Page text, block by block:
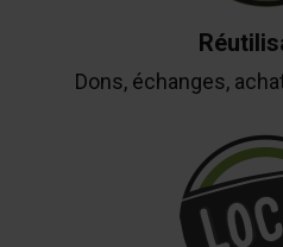
Dons, échanges,